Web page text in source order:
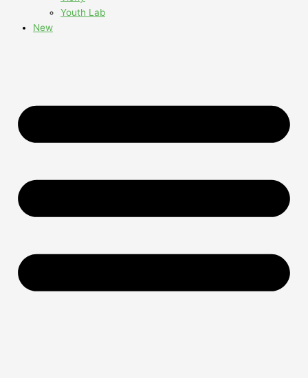
Youth Lab
New